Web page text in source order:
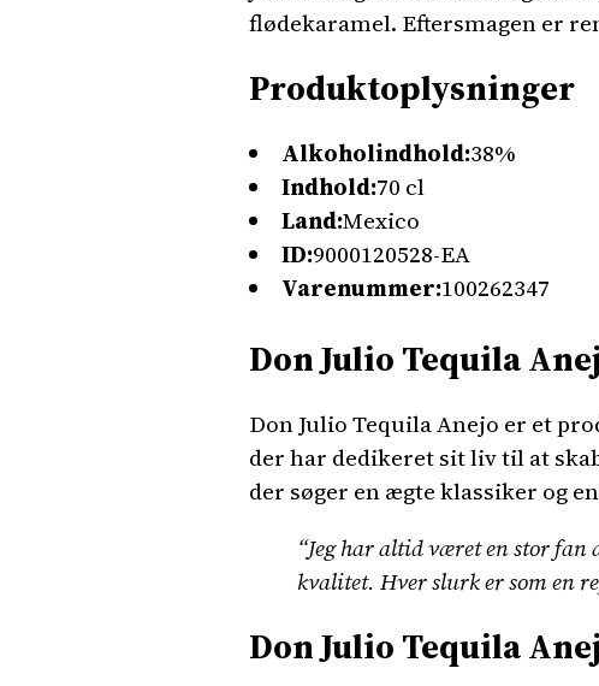
flødekaramel. Eftersmagen er
Produktoplysninger
Alkoholindhold:38%
Indhold:70 cl
Land:Mexico
ID:9000120528-EA
Varenummer:100262347
Don Julio Tequila
Don Julio Tequila Anejo er et
der har dedikeret sit liv til at
der søger en ægte klassiker og
“Jeg har altid været en stor fan
kvalitet. Hver slurk er som en
Don Julio Tequila